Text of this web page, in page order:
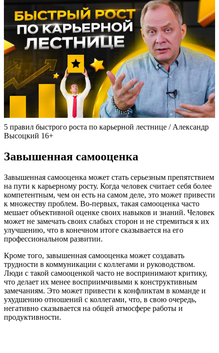
5 правил быстрого роста по карьерной лестнице / Александр
Высоцкий 16+
Завышенная самооценка
Завышенная самооценка может стать серьезным препятствием
на пути к карьерному росту. Когда человек считает себя более
компетентным, чем он есть на самом деле, это может привести
к множеству проблем. Во-первых, такая самооценка часто
мешает объективной оценке своих навыков и знаний. Человек
может не замечать своих слабых сторон и не стремиться к их
улучшению, что в конечном итоге сказывается на его
профессиональном развитии.
Кроме того, завышенная самооценка может создавать
трудности в коммуникации с коллегами и руководством.
Люди с такой самооценкой часто не воспринимают критику,
что делает их менее восприимчивыми к конструктивным
замечаниям. Это может привести к конфликтам в команде и
ухудшению отношений с коллегами, что, в свою очередь,
негативно сказывается на общей атмосфере работы и
продуктивности.